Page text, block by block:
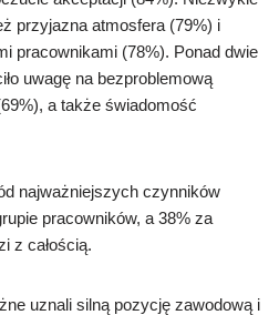
przyjazna atmosfera (79%) i
pracownikami (78%). Ponad dwie
uwagę na bezproblemową
a także świadomość
najważniejszych czynników
pracowników, a 38% za
z całością.
uznali silną pozycję zawodową i